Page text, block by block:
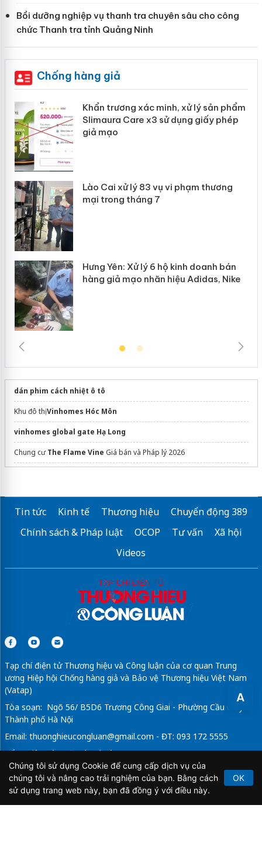
A
Bồi dưỡng nghiệp vụ thanh tra chuyên sâu cho công
chức Thanh tra tỉnh Quảng Ninh
Chống hàng giả
Khẩn trương xác minh, xử lý sản phẩm
Slimaura Care x3 sử dụng giấy phép
giả mạo
Lào Cai xử lý 83 vụ vi phạm thương
mại trong tháng 7
Hưng Yên: Xử lý 6 hộ kinh doanh bán
hàng giả mạo nhãn hiệu Adidas, Nike
dán phim cách nhiệt ô tô
Khu đô thịVinhomes Hóc Môn
vinhomes global gate Hạ Long
Chung cưThe Flame Vine Giá bán và Pháp lý 2026
Center Building Hapulico Complex
Sửa máy rửa bát bosch
Tin tức Kinh tế Thương hiệu
Chuyển động 389
Chính sách & Pháp luật
OCOP Tư vấn
Xã hội
Videos
Tạp chí điện tử Thương hiệu và Công luận của cơ quan Trung
ương Hiệp hội Chống hàng giả và Bảo vệ Thương hiệu Việt Nam
(Vatap)
Tòa soạn: Ngõ 56/ B5D6 Trương Công Giai - Phường Cầu Giấy -
Thành phố Hà Nội
Email: thuonghieucongluan@gmail.com - ĐT: 093 172 5555
Tổng Biên Tập: Vũ Đức Thuận
Giấy phép hoạt động báo chí điện tử số 64/GP-BTTTT do Bộ
Thông tin và Truyền thông cấp ngày 21/2/2020.
Chúng tôi sử dụng Cookie để cung cấp dịch vụ của
chúng tôi và nâng cao trải nghiệm của bạn. Bằng cách
sử dụng trang web này, bạn đã đồng ý với điều này.
OK